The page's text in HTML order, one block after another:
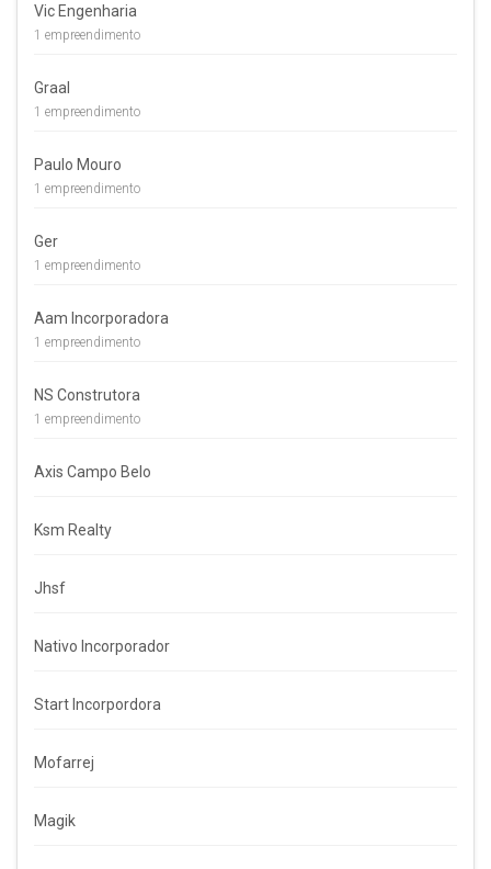
Vic Engenharia
1 empreendimento
Graal
1 empreendimento
Paulo Mouro
1 empreendimento
Ger
1 empreendimento
Aam Incorporadora
1 empreendimento
NS Construtora
1 empreendimento
Axis Campo Belo
Ksm Realty
Jhsf
Nativo Incorporador
Start Incorpordora
Mofarrej
Magik